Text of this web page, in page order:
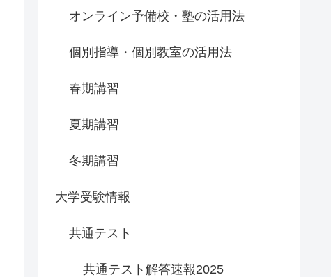
オンライン予備校・塾の活用法
個別指導・個別教室の活用法
春期講習
夏期講習
冬期講習
大学受験情報
共通テスト
共通テスト解答速報2025